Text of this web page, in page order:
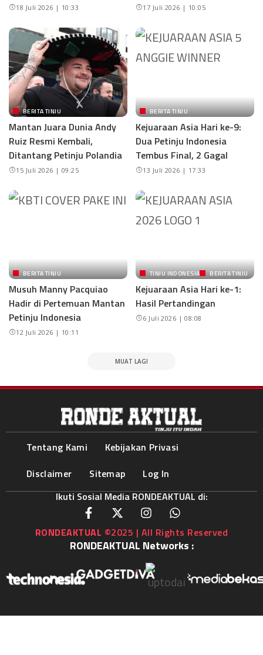
18 Juli 2026 | 10:33 17 Juli 2026 | 10:05
BERITA TINJU
Mantan Juara Dunia Andy
Ruiz Resmi Kembali,
Ditantang Petinju Polandia
15 Juli 2026 | 09:25
BERITA TINJU
Kejuaraan Asia Hari ke-9:
Dua Petinju Indonesia
Tembus Final, 2 Gagal
13 Juli 2026 | 17:33
BERITA TINJU
Musuh Manny Pacquiao
Hadir di Pertemuan Mantan
Petinju Indonesia
12 Juli 2026 | 10:11
TINJU INDONESIA BERITA TINJU
Kejuaraan Asia Hari ke-1:
Hasil Pertandingan
6 Juli 2026 | 08:08
MUAT LAGI
Tentang Kami
Kebijakan Privasi
Disclaimer
Sitemap
Log In
Ikuti Sosial Media RONDEAKTUAL di:
RONDEAKTUAL ©2025 | All Rights Reserved
RONDEAKTUAL Networks :